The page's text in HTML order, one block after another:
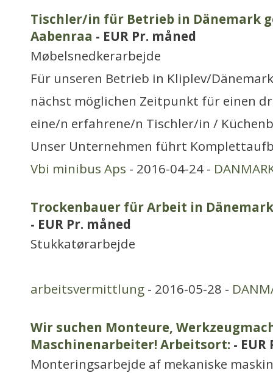
Tischler/in für Betrieb in Dänemark
Aabenraa - EUR Pr. måned
Møbelsnedkerarbejde
Für unseren Betrieb in Kliplev/
nächst möglichen Zeitpunkt für einen
eine/n erfahrene/n Tischler/in /
Unser Unternehmen führt
Vbi minibus Aps - 2016-04-24 -
Trockenbauer für Arbeit in
- EUR Pr. måned
Stukkatørarbejde
arbeitsvermittlung - 2016-05-28 -
Wir suchen Monteure,
Maschinenarbeiter! Arbeitsort: -
Monteringsarbejde af mekaniske